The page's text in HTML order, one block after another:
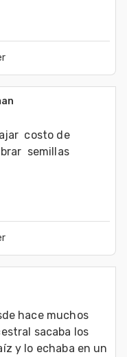
costo de
semillas
hace muchos
sacaba los
y lo echaba en un